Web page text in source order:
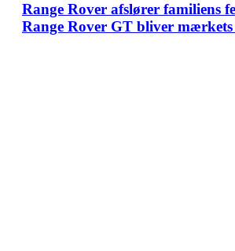
Range Rover afslører familiens
Range Rover GT bliver